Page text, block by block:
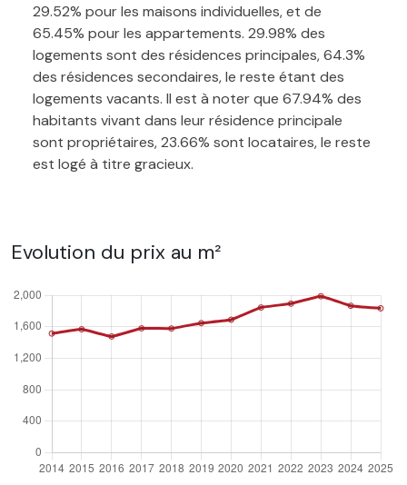
29.52% pour les maisons individuelles, et de
65.45% pour les appartements. 29.98% des
logements sont des résidences principales, 64.3%
des résidences secondaires, le reste étant des
logements vacants. Il est à noter que 67.94% des
habitants vivant dans leur résidence principale
sont propriétaires, 23.66% sont locataires, le reste
est logé à titre gracieux.
Evolution du prix au m²